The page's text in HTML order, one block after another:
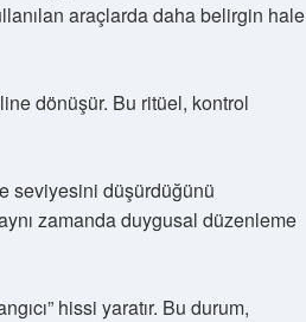
araçlarda daha belirgin hale
dönüşür. Bu ritüel, kontrol
seviyesini düşürdüğünü
zamanda duygusal düzenleme
hissi yaratır. Bu durum,